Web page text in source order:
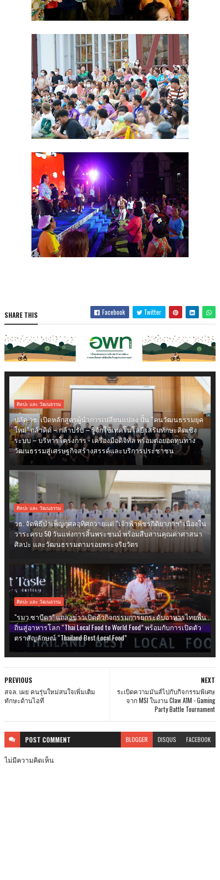
SHARE THIS Facebook Twitter
ศิลปะ และ วัฒนธรรม
ปลัด วธ. เปิดหลักสูตรผู้นำการเปลี่ยนแปลง ปั้น “คนวัฒนธรรมยุค
ใหม่” กล้าคิด – กล้าปรับ – รู้จักใช้เทคโนโลยี เสริมทักษะคิดเชิง
ระบบ – บริหารโครงการ - เครื่องมือดิจิทัล พร้อมต่อยอดทุนทาง
วัฒนธรรมสู่เศรษฐกิจสร้างสรรค์และบริการประชาชน
ศิลปะ และ วัฒนธรรม
วธ. จัดพิธีบำเพ็ญกุศลอุทิศถวายแด่ “เจ้าฟ้าพัชรกิติยาภาฯ” เนื่องใน
วาระครบ 50 วันแห่งการสิ้นพระชนม์ พร้อมสืบสานคุณค่าศาสนา
ศิลปะ และวัฒนธรรมตามรอยพระจริยวัตร
ศิลปะ และ วัฒนธรรม
"รมว.ซาบีดา” แถลงข่าวเปิดตัวกิจกรรมการยกระดับอาหารไทยพื้น
ถิ่นสู่อาหารโลก “Thai Local Food to World Food” พร้อมกับการเปิดตัว
ตราสัญลักษณ์ “Thailand Best Local Food”
NEXT
ระเบิดความมันส์ไปกับกิจกรรมพิเศษ
จาก MSI ในงาน Claw A1M - Gaming
Party Battle Tournament
PREVIOUS
สจล. เผย คนรุ่นใหม่สนใจเพิ่มเติม
ทักษะด้านไอที
POST COMMENT BLOGGER DISQUS FACEBOOK
ไม่มีความคิดเห็น